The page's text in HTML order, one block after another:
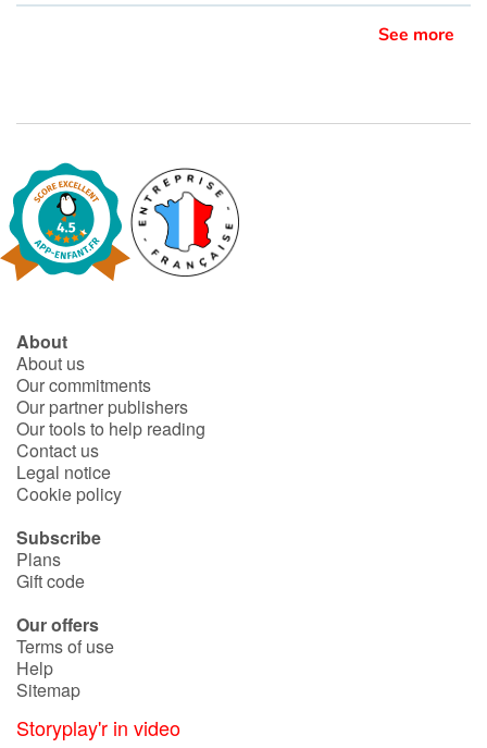
See more
About
About us
Our commitments
Our partner publishers
Our tools to help reading
Contact us
Legal notice
Cookie policy
Subscribe
Plans
Gift code
Our offers
Terms of use
Help
Sitemap
Storyplay'r in video